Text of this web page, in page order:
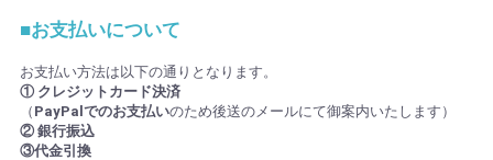
■お支払いについて
お支払い方法は以下の通りとなります。
① クレジットカード決済
（ PayPalでのお支払いのため後送のメールにて御案内いたします）
② 銀行振込
③代金引換